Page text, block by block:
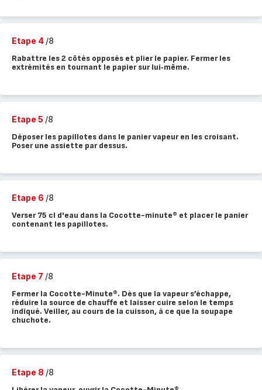
Etape 4 /8
Rabattre les 2 côtés opposés et plier le papier. Fermer les
extrémités en tournant le papier sur lui‑même.
Etape 5 /8
Déposer les papillotes dans le panier vapeur en les croisant.
Poser une assiette par dessus.
Etape 6 /8
Verser 75 cl d'eau dans la Cocotte-minute® et placer le panier
contenant les papillotes.
Etape 7 /8
Fermer la Cocotte-Minute®. Dès que la vapeur s’échappe,
réduire la source de chauffe et laisser cuire selon le temps
indiqué. Veiller, au cours de la cuisson, à ce que la soupape
chuchote.
Etape 8 /8